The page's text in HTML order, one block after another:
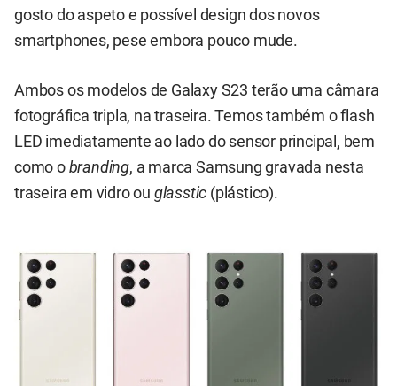
gosto do aspeto e possível design dos novos
smartphones, pese embora pouco mude.
Ambos os modelos de Galaxy S23 terão uma câmara
fotográfica tripla, na traseira. Temos também o flash
LED imediatamente ao lado do sensor principal, bem
como o branding, a marca Samsung gravada nesta
traseira em vidro ou glasstic (plástico).